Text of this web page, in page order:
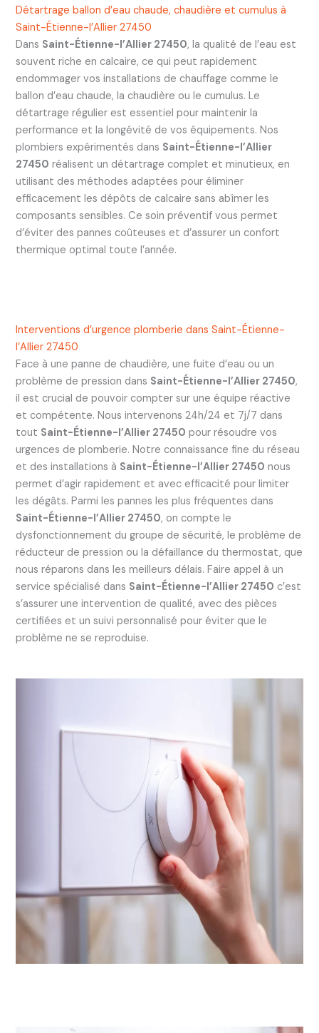
Détartrage ballon d’eau chaude, chaudière et cumulus à
Saint-Étienne-l’Allier 27450
Dans Saint-Étienne-l’Allier 27450, la qualité de l’eau est
souvent riche en calcaire, ce qui peut rapidement
endommager vos installations de chauffage comme le
ballon d’eau chaude, la chaudière ou le cumulus. Le
détartrage régulier est essentiel pour maintenir la
performance et la longévité de vos équipements. Nos
plombiers expérimentés dans Saint-Étienne-l’Allier
27450 réalisent un détartrage complet et minutieux, en
utilisant des méthodes adaptées pour éliminer
efficacement les dépôts de calcaire sans abîmer les
composants sensibles. Ce soin préventif vous permet
d’éviter des pannes coûteuses et d’assurer un confort
thermique optimal toute l’année.
Interventions d’urgence plomberie dans Saint-Étienne-
l’Allier 27450
Face à une panne de chaudière, une fuite d’eau ou un
problème de pression dans Saint-Étienne-l’Allier 27450,
il est crucial de pouvoir compter sur une équipe réactive
et compétente. Nous intervenons 24h/24 et 7j/7 dans
tout Saint-Étienne-l’Allier 27450 pour résoudre vos
urgences de plomberie. Notre connaissance fine du réseau
et des installations à Saint-Étienne-l’Allier 27450 nous
permet d’agir rapidement et avec efficacité pour limiter
les dégâts. Parmi les pannes les plus fréquentes dans
Saint-Étienne-l’Allier 27450, on compte le
dysfonctionnement du groupe de sécurité, le problème de
réducteur de pression ou la défaillance du thermostat, que
nous réparons dans les meilleurs délais. Faire appel à un
service spécialisé dans Saint-Étienne-l’Allier 27450 c’est
s’assurer une intervention de qualité, avec des pièces
certifiées et un suivi personnalisé pour éviter que le
problème ne se reproduise.